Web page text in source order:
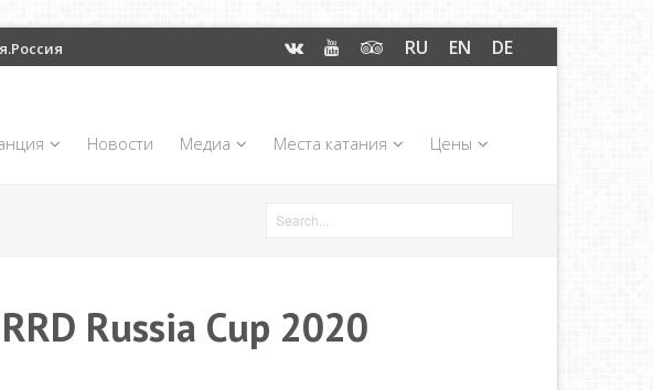
RU EN DE
Новости Медиа Места катания Цены
Russia Cup 2020